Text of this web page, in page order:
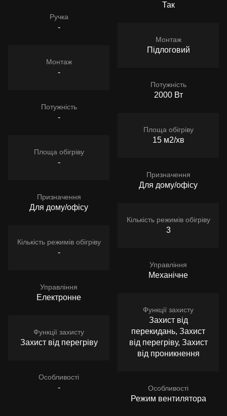
Ручка
-
Монтаж
-
Потужність
-
Площа обігріву
-
Призначення
Для дому/офісу
Кількість режимів обігріву
-
Управління
Електронне
Функції захисту
Захист від перегріву
Особливості
-
Так
Монтаж
Підлоговий
Потужність
2000 Вт
Площа обігріву
15 м2/хв
Призначення
Для дому/офісу
Кількість режимів обігріву
3
Управління
Механічне
Функції захисту
Захист від
перекидань, Захист
від перегріву, Захист
від проникнення
Особливості
Режим вентилятора